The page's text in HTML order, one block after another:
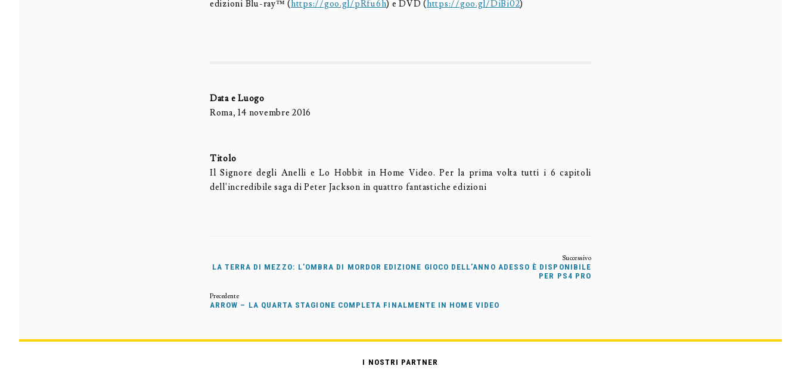
edizioni Blu-ray™ (https://goo.gl/pRfu6h) e DVD (https://goo.gl/DiBi02)
Data e Luogo
Roma, 14 novembre 2016
Titolo
Il Signore degli Anelli e Lo Hobbit in Home Video. Per la prima volta tutti i 6 capitoli
dell'incredibile saga di Peter Jackson in quattro fantastiche edizioni
LA TERRA DI MEZZO: L’OMBRA DI MORDOR EDIZIONE GIOCO DELL’ANNO ADESSO È DISPONIBILE
PER PS4 PRO
ARROW – LA QUARTA STAGIONE COMPLETA FINALMENTE IN HOME VIDEO
I NOSTRI PARTNER